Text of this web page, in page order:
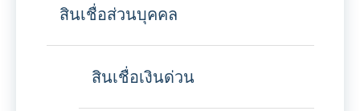
สินเชื่อส่วนบุคคล
สินเชื่อเงินด่วน